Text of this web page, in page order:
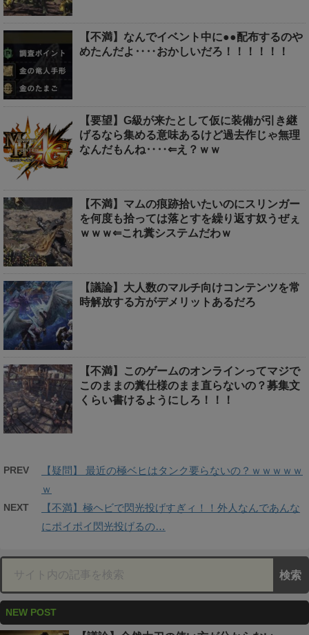
【不満】なんでイベント中に●●配布するのや
めたんだよ‥‥おかしいだろ！！！！！！
【要望】G級が来たとして仮に装備が引き継
げるなら集める意味あるけど過去作じゃ無理
なんだもんね‥‥⇐え？ｗｗ
【不満】マムの痕跡拾いたいのにスリンガー
を何度も拾っては落とすを繰り返す奴うぜぇ
ｗｗｗ⇐これ糞システムだわｗ
【議論】大人数のマルチ向けコンテンツを常
時解放する方がデメリットあるだろ
【不満】このゲームのオンラインってマジで
このままの糞仕様のまま直らないの？募集文
くらい書けるようにしろ！！！
PREV
【疑問】 最近の極ベヒはタンク要らないの？ｗｗｗｗｗ
ｗ
NEXT
【不満】極ヘビで閃光投げすぎィ！！外人なんであんな
にポイポイ閃光投げるの…
NEW POST